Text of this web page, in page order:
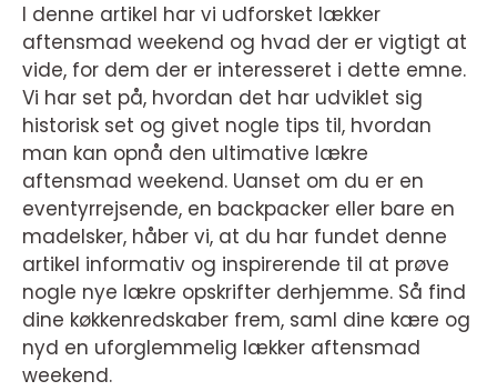
I denne artikel har vi udforsket lækker
aftensmad weekend og hvad der er vigtigt at
vide, for dem der er interesseret i dette emne.
Vi har set på, hvordan det har udviklet sig
historisk set og givet nogle tips til, hvordan
man kan opnå den ultimative lækre
aftensmad weekend. Uanset om du er en
eventyrrejsende, en backpacker eller bare en
madelsker, håber vi, at du har fundet denne
artikel informativ og inspirerende til at prøve
nogle nye lækre opskrifter derhjemme. Så find
dine køkkenredskaber frem, saml dine kære og
nyd en uforglemmelig lækker aftensmad
weekend.